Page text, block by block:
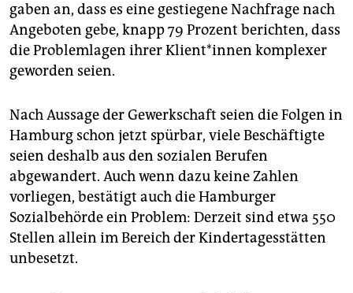
gaben an, dass es eine gestiegene Nachfrage nach
Angeboten gebe, knapp 79 Prozent berichten, dass
die Problemlagen ihrer Kli­en­t*in­nen komplexer
geworden seien.
Nach Aussage der Gewerkschaft seien die Folgen in
Hamburg schon jetzt spürbar, viele Beschäftigte
seien deshalb aus den sozialen Berufen
abgewandert. Auch wenn dazu keine Zahlen
vorliegen, bestätigt auch die Hamburger
Sozialbehörde ein Problem: Derzeit sind etwa 550
Stellen allein im Bereich der Kindertagesstätten
unbesetzt.